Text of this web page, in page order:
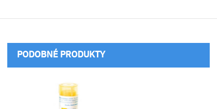
PODOBNÉ PRODUKTY